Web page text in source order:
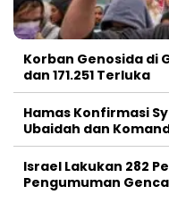
Korban Genosida di
dan 171.251 Terluka
Hamas Konfirmasi
Ubaidah dan
Israel Lakukan 282
Pengumuman